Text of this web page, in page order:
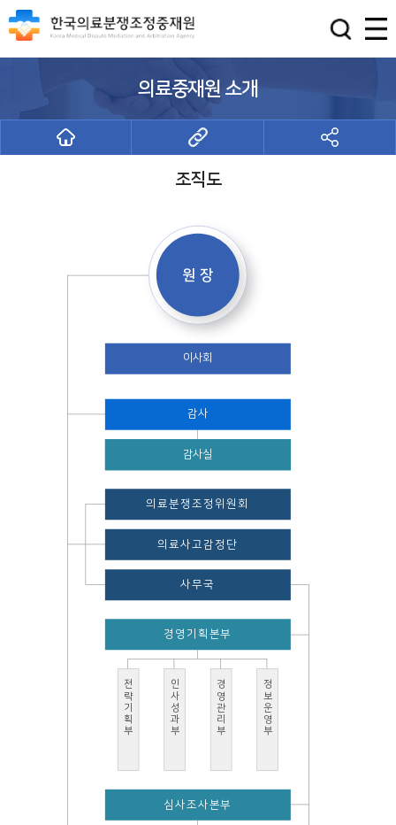
의료중재원 소개
조직도
이사회
원 장
감사
감사실
의료분쟁조정위원회
의료사고감정단
사무국
경영기획본부
전략기획부 인사성과부 경영관리부 정보운영부
심사조사본부